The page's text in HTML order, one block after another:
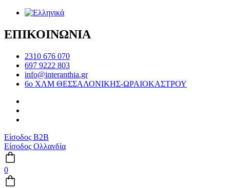
ΕΠΙΚΟΙΝΩΝΙΑ
2310 676 070
697 9222 803
info@interanthia.gr
6ο ΧΛΜ ΘΕΣΣΑΛΟΝΙΚΗΣ-ΩΡΑΙΟΚΑΣΤΡΟΥ
Είσοδος B2B
Είσοδος Ολλανδία
0